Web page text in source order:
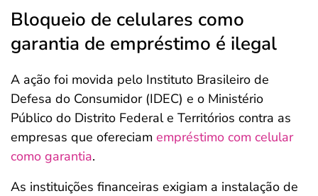
Bloqueio de celulares como
garantia de empréstimo é ilegal
A ação foi movida pelo Instituto Brasileiro de
Defesa do Consumidor (IDEC) e o Ministério
Público do Distrito Federal e Territórios contra as
empresas que ofereciam empréstimo com celular
como garantia.
As instituições financeiras exigiam a instalação de